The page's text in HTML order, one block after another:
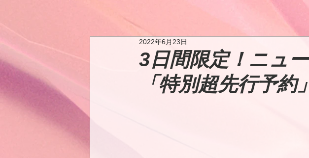
3日間限定！ニュ
「特別超先行予約
2022年6月23日